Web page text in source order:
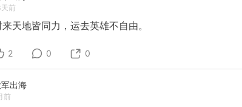
—3个代表案例发到： chubbyxiaopangdun@gmail.com
也麻烦大家帮我转给身边合适的人。感谢～
前
来天地皆同力，运去英雄不自由。
2 0 0
军出海
前